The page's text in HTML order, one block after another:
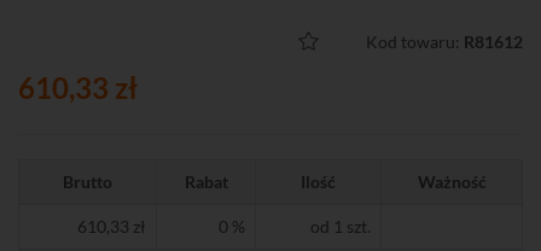
Kod towaru: R81612
610,33 zł
Brutto Rabat Ilość Ważność
610,33 zł 0 % od 1 szt.